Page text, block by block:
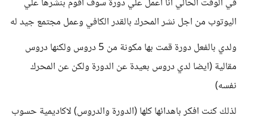
اليوتوب من اجل نشر المحرك بالقدر الكافي وعمل مجتمع جيد له
ولدي بالفعل دورة قمت بها مكونة من 5 دروس ولكنها دروس
مقالية (ايضا لدي دروس بعيدة عن الدورة ولكن عن المحرك
نفسه)
لذلك كنت افكر باهدائها كلها (الدورة والدروس) لاكاديمية حسوب